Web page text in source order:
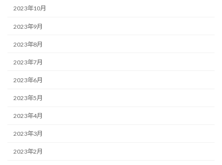
2023年10月
2023年9月
2023年8月
2023年7月
2023年6月
2023年5月
2023年4月
2023年3月
2023年2月